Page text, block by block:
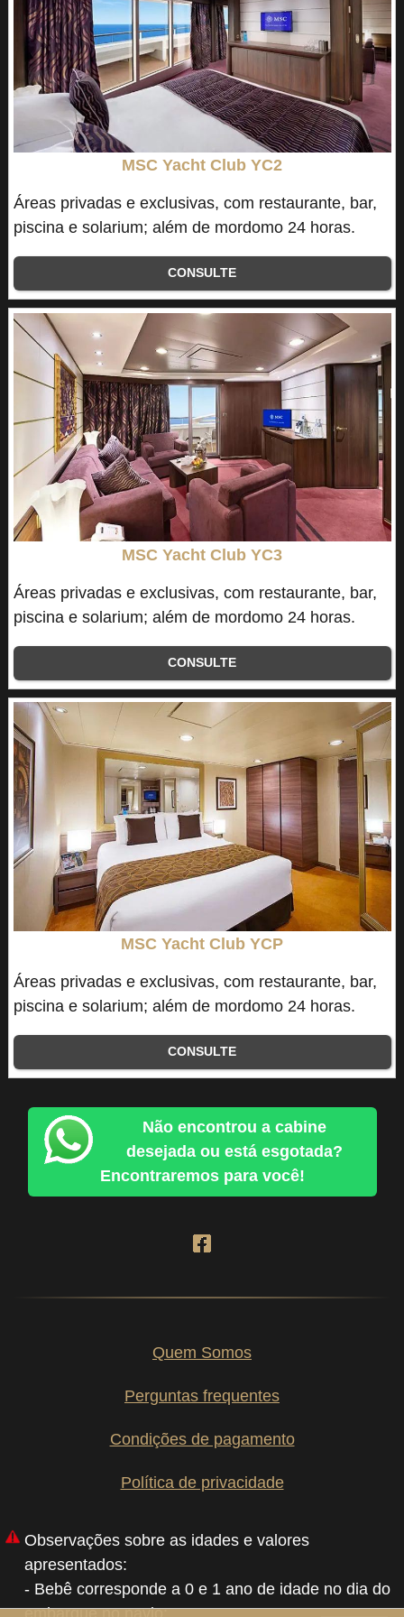
MSC Yacht Club YC2
Áreas privadas e exclusivas, com restaurante, bar,
piscina e solarium; além de mordomo 24 horas.
CONSULTE
MSC Yacht Club YC3
Áreas privadas e exclusivas, com restaurante, bar,
piscina e solarium; além de mordomo 24 horas.
CONSULTE
MSC Yacht Club YCP
Áreas privadas e exclusivas, com restaurante, bar,
piscina e solarium; além de mordomo 24 horas.
CONSULTE
Não encontrou a cabine
desejada ou está esgotada?
Encontraremos para você!
Quem Somos
Perguntas frequentes
Condições de pagamento
Política de privacidade
Observações sobre as idades e valores
apresentados:
- Bebê corresponde a 0 e 1 ano de idade no dia do
embarque no navio;